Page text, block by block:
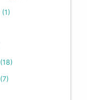
(1)
(18)
(7)